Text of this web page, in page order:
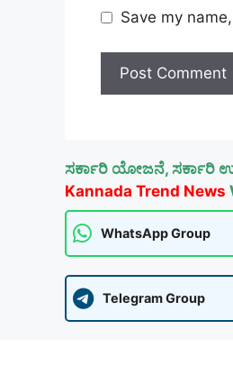
Save my
ಸರ್ಕಾರಿ ಯೋಜನೆ, ಸರ್ಕಾರಿ
Kannada Trend News
WhatsApp Group
Telegram Group